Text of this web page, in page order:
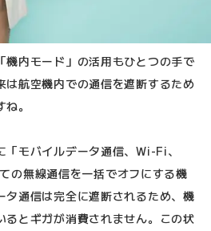
機内モード」の活用もひとつの手で
は航空機内での通信を遮断するため
。
モバイルデータ通信、Wi-Fi、
無線通信を一括でオフにする機
タ通信は完全に遮断されるため、機
るとギガが消費されません。この状